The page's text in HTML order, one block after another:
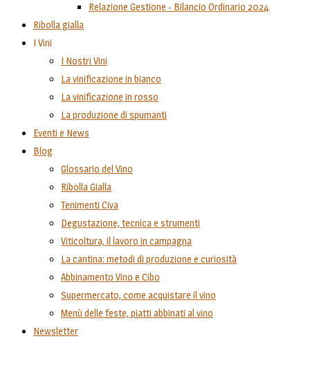
Relazione Gestione - Bilancio Ordinario 2024
Ribolla gialla
I Vini
I Nostri Vini
La vinificazione in bianco
La vinificazione in rosso
La produzione di spumanti
Eventi e News
Blog
Glossario del Vino
Ribolla Gialla
Tenimenti Civa
Degustazione, tecnica e strumenti
Viticoltura, il lavoro in campagna
La cantina: metodi di produzione e curiosità
Abbinamento Vino e Cibo
Supermercato, come acquistare il vino
Menù delle feste, piatti abbinati al vino
Newsletter